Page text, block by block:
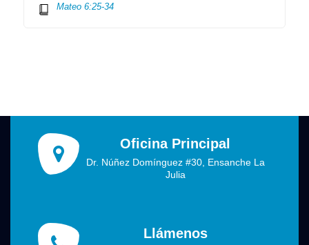
Mateo 6:25-34
Oficina Principal
Dr. Núñez Domínguez #30, Ensanche La
Julia
Llámenos